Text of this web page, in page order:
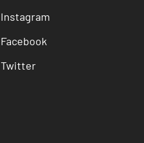
Instagram
Facebook
Twitter